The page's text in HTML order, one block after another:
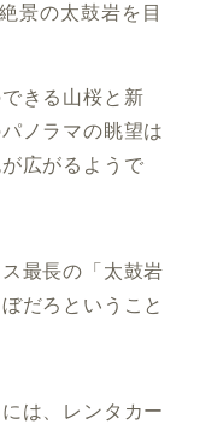
景の太鼓岩を目
きる山桜と新
ノラマの眺望は
広がるようで
最長の「太鼓岩
だろということ
は、レンタカー